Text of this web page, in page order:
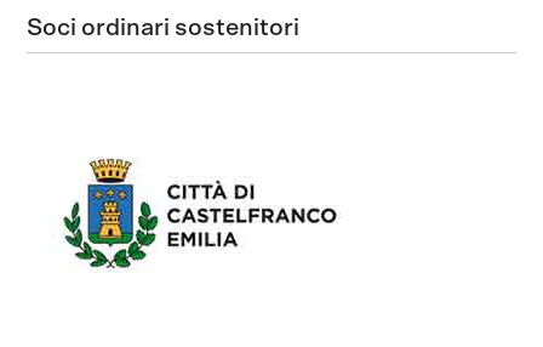
Soci ordinari sostenitori